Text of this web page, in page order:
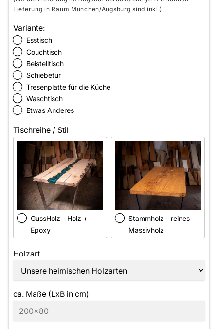
Lieferung in Raum München/Augsburg sind inkl.)
Variante:
Esstisch
Couchtisch
Beistelltisch
Schiebetür
Tresenplatte für die Küche
Waschtisch
Etwas Anderes
Tischreihe / Stil
GussHolz - Holz +
Epoxy
Stammholz - reines
Massivholz
Holzart
ca. Maße (LxB in cm)